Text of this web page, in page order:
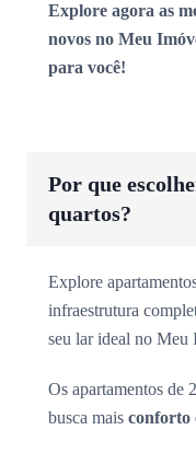
Explore agora as
novos no Meu
para você!
Por que
quartos?
Explore
infraestrutura
seu lar ideal no Meu
Os apartamentos de
busca mais conforto